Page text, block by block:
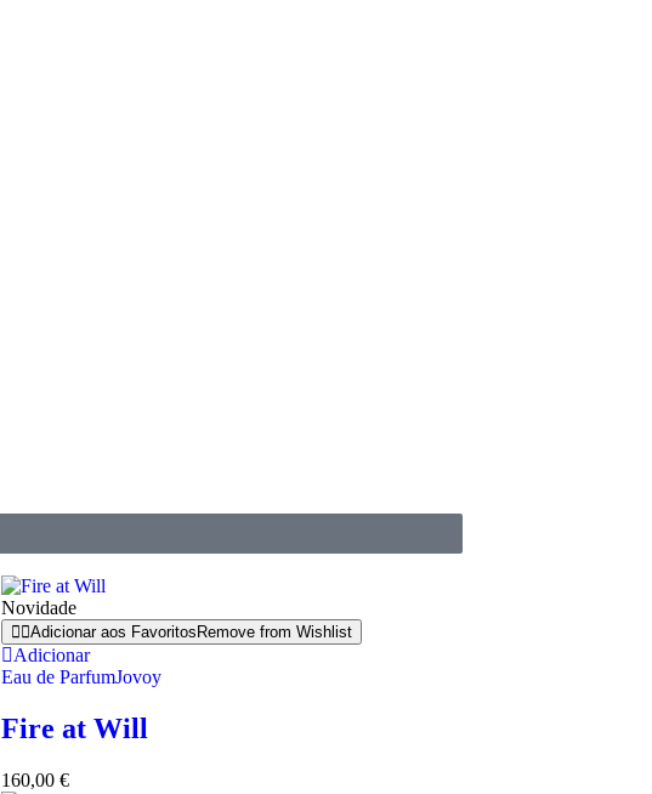
Novidade
Adicionar aos Favoritos Remove from Wishlist
Adicionar
Eau de ParfumJovoy
Fire at Will
160,00 €